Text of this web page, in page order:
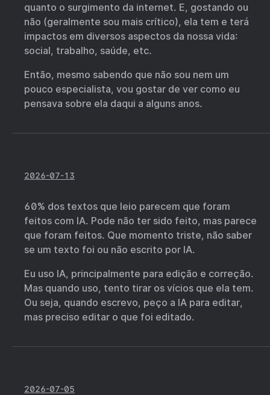
quanto o surgimento da internet. E, gostando ou
não (geralmente sou mais crítico), ela tem e terá
impactos em diversos aspectos da nossa vida:
social, trabalho, saúde, etc.
Então, mesmo sabendo que não sou nem um
pouco especialista, vou gostar de ver como eu
pensava sobre ela daqui a alguns anos.
2026-07-13
60% dos textos que leio parecem que foram
feitos com IA. Pode não ter sido feito, mas parece
que foram feitos. Que momento triste, não saber
se um texto foi ou não escrito por IA.
Eu uso IA, principalmente para edição e correção.
Mas quando uso, tento tirar os vícios que ela tem.
Ou seja, quando escrevo, peço a IA para editar,
mas preciso editar o que foi editado.
2026-07-05